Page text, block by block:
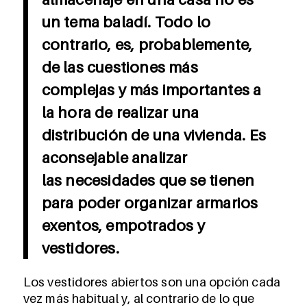
un tema baladí. Todo lo
contrario, es, probablemente,
de las cuestiones más
complejas y más importantes a
la hora de realizar una
distribución de una vivienda. Es
aconsejable analizar
las necesidades que se tienen
para poder organizar armarios
exentos, empotrados y
vestidores.
Los vestidores abiertos son una opción cada
vez más habitual y, al contrario de lo que